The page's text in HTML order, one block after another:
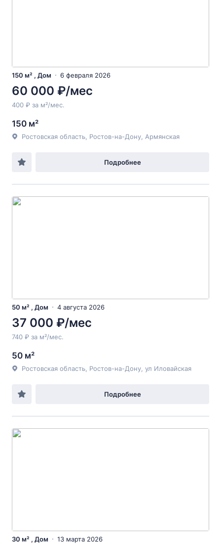
150 м² , Дом 6 февраля 2026
60 000 ₽/мес
400 ₽ за м²/мес.
150 м²
Ростовская область, Ростов-на-Дону, Армянская
Подробнее
50 м² , Дом 4 августа 2026
37 000 ₽/мес
740 ₽ за м²/мес.
50 м²
Ростовская область, Ростов-на-Дону, ул Иловайская
Подробнее
30 м² , Дом 13 марта 2026